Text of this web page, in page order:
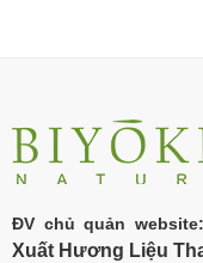
ĐV chủ quản website:
Xuất Hương Liệu